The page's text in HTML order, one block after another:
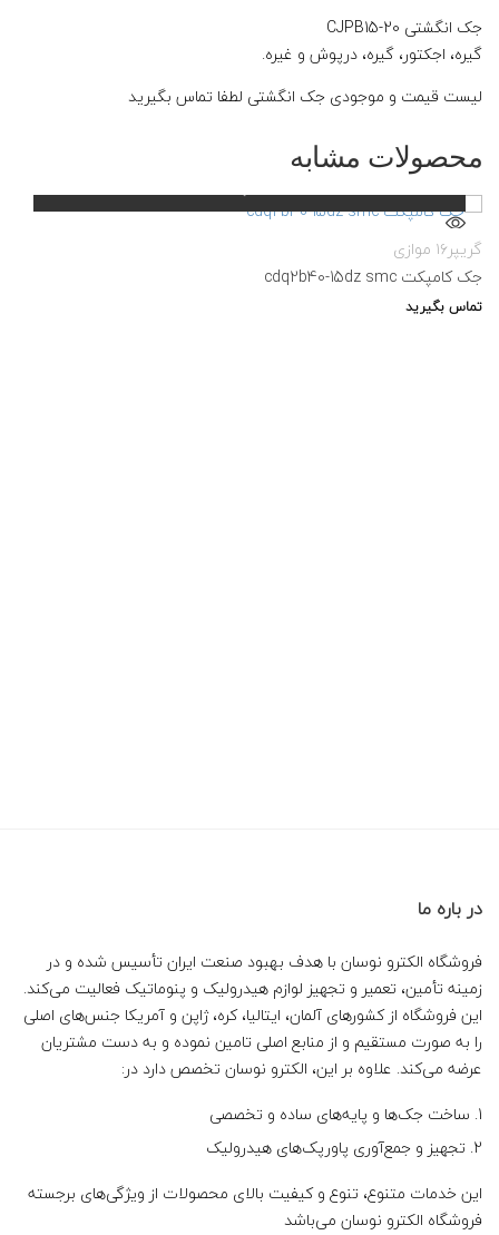
جک انگشتی CJPB15-20
گیره، اجکتور، گیره، درپوش و غیره.
لیست قیمت و موجودی جک انگشتی لطفا تماس بگیرید
محصولات مشابه
گریپر۱۶ موازی
جک کامپکت cdq2b40-15dz smc
تماس بگیرید
در باره ما
فروشگاه الکترو نوسان با هدف بهبود صنعت ایران تأسیس شده و در
زمینه تأمین، تعمیر و تجهیز لوازم هیدرولیک و پنوماتیک فعالیت می‌کند.
این فروشگاه از کشورهای آلمان، ایتالیا، کره، ژاپن و آمریکا جنس‌های اصلی
را به صورت مستقیم و از منابع اصلی تامین نموده و به دست مشتریان
عرضه می‌کند. علاوه بر این، الکترو نوسان تخصص دارد در:
ساخت جک‌ها و پایه‌های ساده و تخصصی
تجهیز و جمع‌آوری پاورپک‌های هیدرولیک
این خدمات متنوع، تنوع و کیفیت بالای محصولات از ویژگی‌های برجسته
فروشگاه الکترو نوسان می‌باشد